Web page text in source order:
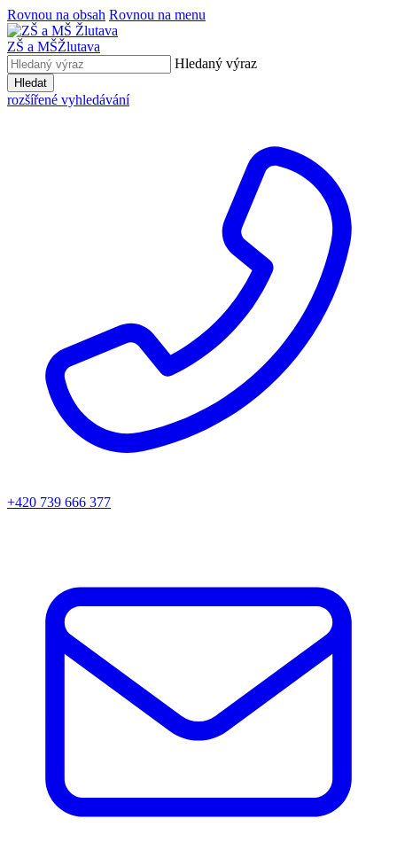
Rovnou na obsah Rovnou na menu
ZŠ a MŠŽlutava
Hledaný výraz
Hledat
rozšířené vyhledávání
+420 739 666 377